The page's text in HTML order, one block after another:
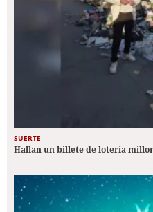
SUERTE
Hallan un billete de lotería